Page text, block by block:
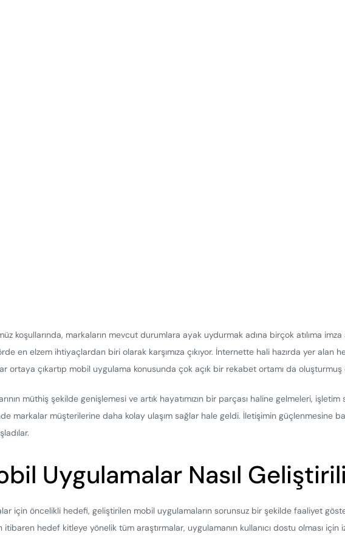
koşullarında, markaların mevcut durumlara ayak uydurmak adına birçok atılıma imza
en elzem ihtiyaçlardan biri olarak karşımıza çıkıyor. İnternette hali hazırda yer alan
ortaya çıkartıp mobil uygulama konusunda çok açık bir rekabet ortamı da oluşturmuş
müthiş şekilde genişlemesi ve artık hayatımızın bir parçası haline gelmeleri,
markalar müşterilerine daha kolay ulaşım sağlar hale geldi. İletişimin güçlenmesine
Uygulamalar Nasıl
için öncelikli hedefi, geliştirilen mobil uygulamaların sorunsuz bir şekilde faaliyet
itibaren hedef kitleye yönelik tüm araştırmalar, uygulamanın kullanıcı dostu olması için